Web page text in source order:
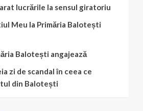
lucrările la sensul giratoriu
Meu la Primăria Balotești
Balotești angajează
zi de scandal în ceea ce
din Balotești